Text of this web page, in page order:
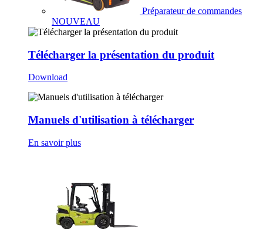
Préparateur de commandes
NOUVEAU
Télécharger la présentation du produit
Download
Manuels d'utilisation à télécharger
En savoir plus